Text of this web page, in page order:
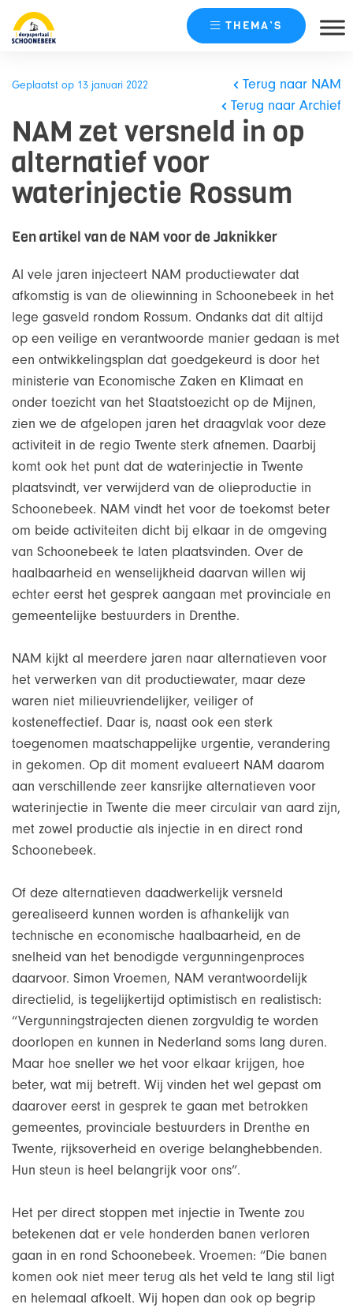
naar
THEMA’S
Geplaatst op 13 januari 2022
Terug naar NAM
Terug naar Archief
NAM zet versneld in op
alternatief voor
waterinjectie Rossum
Een artikel van de NAM voor de Jaknikker
Al vele jaren injecteert NAM productiewater dat
afkomstig is van de oliewinning in Schoonebeek in het
lege gasveld rondom Rossum. Ondanks dat dit altijd
op een veilige en verantwoorde manier gedaan is met
een ontwikkelingsplan dat goedgekeurd is door het
ministerie van Economische Zaken en Klimaat en
onder toezicht van het Staatstoezicht op de Mijnen,
zien we de afgelopen jaren het draagvlak voor deze
activiteit in de regio Twente sterk afnemen. Daarbij
komt ook het punt dat de waterinjectie in Twente
plaatsvindt, ver verwijderd van de olieproductie in
Schoonebeek. NAM vindt het voor de toekomst beter
om beide activiteiten dicht bij elkaar in de omgeving
van Schoonebeek te laten plaatsvinden. Over de
haalbaarheid en wenselijkheid daarvan willen wij
echter eerst het gesprek aangaan met provinciale en
gemeentelijke bestuurders in Drenthe.
NAM kijkt al meerdere jaren naar alternatieven voor
het verwerken van dit productiewater, maar deze
waren niet milieuvriendelijker, veiliger of
kosteneffectief. Daar is, naast ook een sterk
toegenomen maatschappelijke urgentie, verandering
in gekomen. Op dit moment evalueert NAM daarom
aan verschillende zeer kansrijke alternatieven voor
waterinjectie in Twente die meer circulair van aard zijn,
met zowel productie als injectie in en direct rond
Schoonebeek.
Of deze alternatieven daadwerkelijk versneld
gerealiseerd kunnen worden is afhankelijk van
technische en economische haalbaarheid, en de
snelheid van het benodigde vergunningenproces
daarvoor. Simon Vroemen, NAM verantwoordelijk
directielid, is tegelijkertijd optimistisch en realistisch:
“Vergunningstrajecten dienen zorgvuldig te worden
doorlopen en kunnen in Nederland soms lang duren.
Maar hoe sneller we het voor elkaar krijgen, hoe
beter, wat mij betreft. Wij vinden het wel gepast om
daarover eerst in gesprek te gaan met betrokken
gemeentes, provinciale bestuurders in Drenthe en
Twente, rijksoverheid en overige belanghebbenden.
Hun steun is heel belangrijk voor ons”.
Het per direct stoppen met injectie in Twente zou
betekenen dat er vele honderden banen verloren
gaan in en rond Schoonebeek. Vroemen: “Die banen
komen ook niet meer terug als het veld te lang stil ligt
en helemaal afkoelt. Wij hopen dan ook op begrip